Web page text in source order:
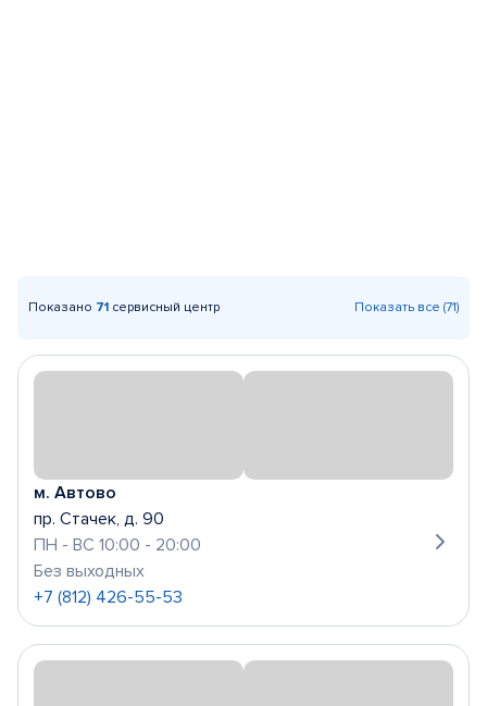
Показано 71 сервисный центр Показать все (71)
м. Автово
пр. Стачек, д. 90
ПН - ВС 10:00 - 20:00
Без выходных
+7 (812) 426-55-53